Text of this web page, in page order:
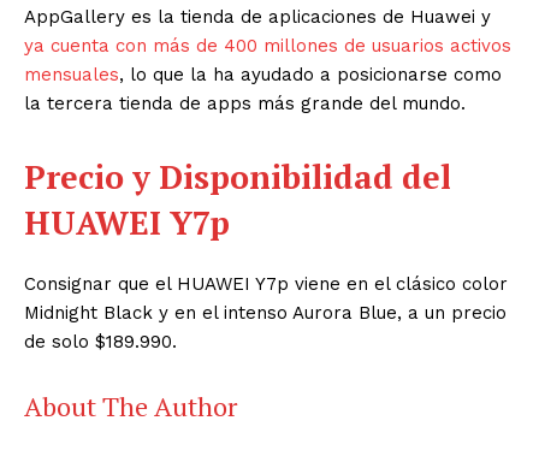
AppGallery es la tienda de aplicaciones de Huawei y
ya cuenta con más de 400 millones de usuarios activos
mensuales, lo que la ha ayudado a posicionarse como
la tercera tienda de apps más grande del mundo.
Precio y Disponibilidad del
HUAWEI Y7p
Consignar que el HUAWEI Y7p viene en el clásico color
Midnight Black y en el intenso Aurora Blue, a un precio
de solo $189.990.
About The Author